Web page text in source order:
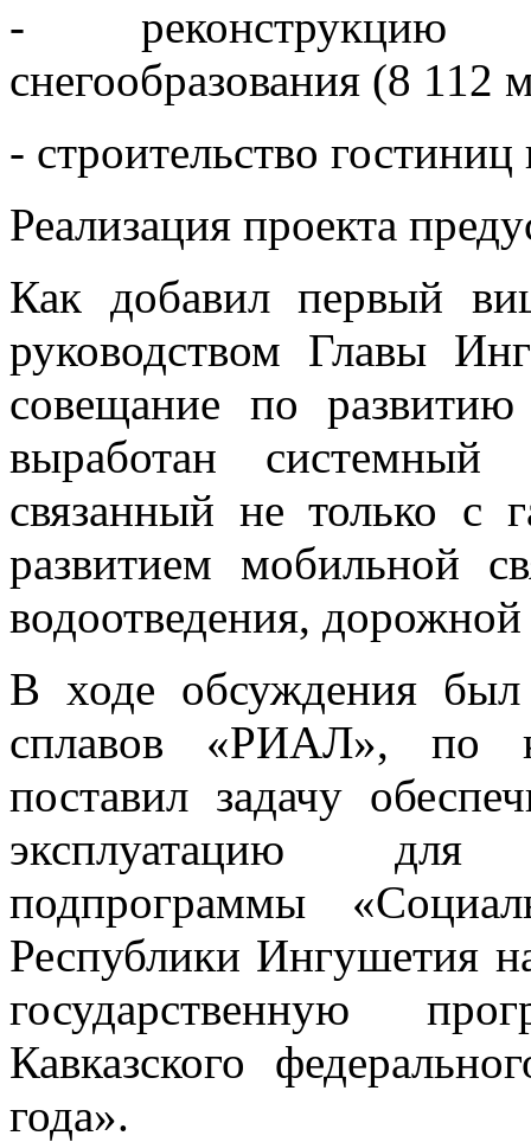
- реконструкцию
снегообразования (8 112
- строительство
Реализация проекта
Как добавил первый
руководством Главы
совещание по
выработан
связанный не только с
развитием мобильной
водоотведения,
В ходе обсуждения был
сплавов «РИАЛ», по
поставил задачу
эксплуатацию для
подпрограммы
Республики Ингушетия
государственную
Кавказского
года».